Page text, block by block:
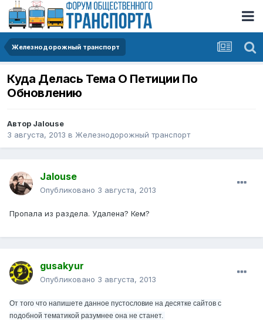
Железнодорожный транспорт
Куда Делась Тема О Петиции По
Обновлению
Автор Jalouse
3 августа, 2013 в Железнодорожный транспорт
Jalouse
Опубликовано 3 августа, 2013
Пропала из раздела. Удалена? Кем?
gusakyur
Опубликовано 3 августа, 2013
От того что напишете данное пустословие на десятке сайтов с
подобной тематикой разумнее она не станет.